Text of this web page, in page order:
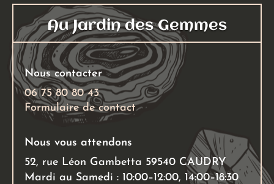
Au Jardin des Gemmes
Nous contacter
06 75 80 80 43
Formulaire de contact
Nous vous attendons
52, rue Léon Gambetta 59540 CAUDRY
Mardi au Samedi : 10:00–12:00, 14:00–18:30